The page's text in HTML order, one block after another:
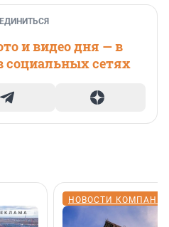
и видео дня — в
социальных сетях
НОВОСТИ